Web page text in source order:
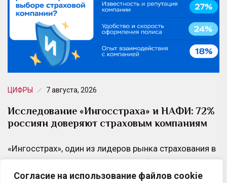
Согласие на использование файлов cookie
ЦИФРЫ 7 августа, 2026
Исследование «Ингосстраха» и НАФИ: 72%
россиян доверяют страховым компаниям
«Ингосстрах», один из лидеров рынка страхования в
России, и Аналитический центр НАФИ провели
совместное исследование об отношении россиян к